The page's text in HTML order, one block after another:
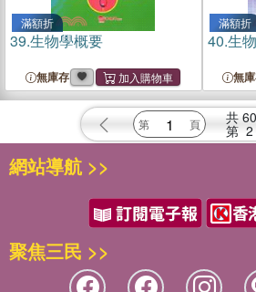
滿額折
39.生物學概要
無庫存
滿額折
40.生
無
共 60
第 2
網站導航 >>
聚焦三民 >>